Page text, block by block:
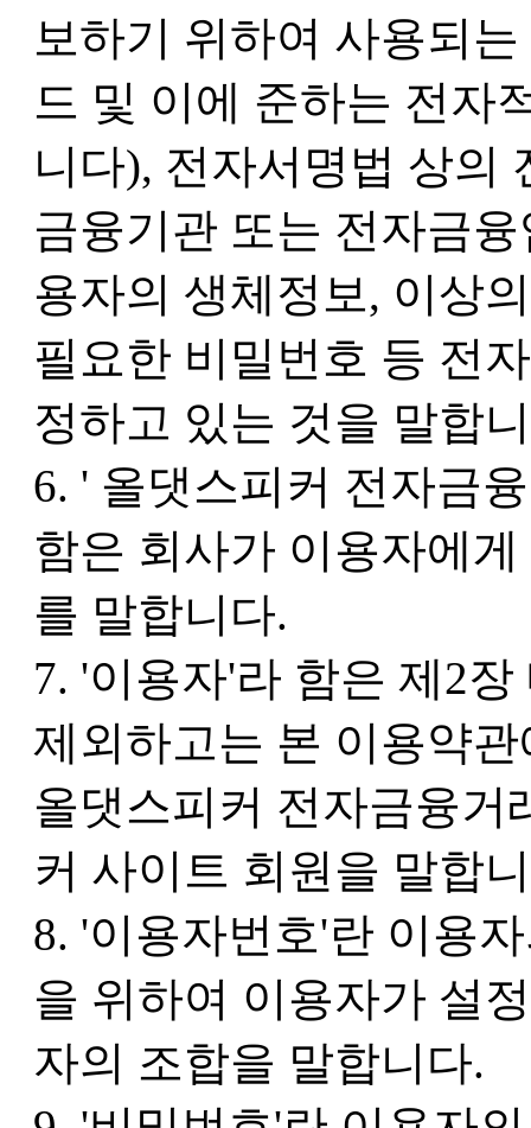
보하기 위하여 사용되
드 및 이에 준하는 전자
니다), 전자서명법 상의
금융기관 또는 전자금
용자의 생체정보, 이상
필요한 비밀번호 등 전
정하고 있는 것을 말합
6. ' 올댓스피커 전자금
함은 회사가 이용자에
를 말합니다.
7. '이용자'라 함은 제2
제외하고는 본 이용약
올댓스피커 전자금융거
커 사이트 회원을 말합
8. '이용자번호'란 이용
을 위하여 이용자가 설
자의 조합을 말합니다.